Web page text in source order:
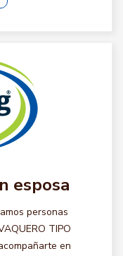
esposa
personas
TIPO
en